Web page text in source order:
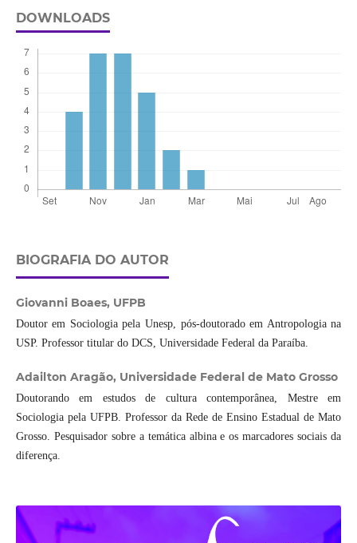
DOWNLOADS
BIOGRAFIA DO AUTOR
Giovanni Boaes, UFPB
Doutor em Sociologia pela Unesp, pós-doutorado em Antropologia na
USP. Professor titular do DCS, Universidade Federal da Paraíba.
Adailton Aragão, Universidade Federal de Mato Grosso
Doutorando em estudos de cultura contemporânea, Mestre em
Sociologia pela UFPB. Professor da Rede de Ensino Estadual de Mato
Grosso. Pesquisador sobre a temática albina e os marcadores sociais da
diferença.